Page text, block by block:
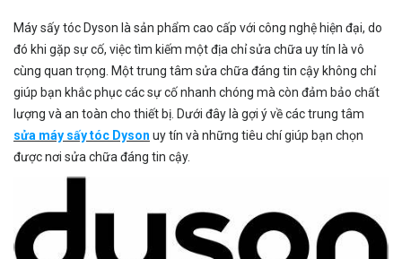
Máy sấy tóc Dyson là sản phẩm cao cấp với công nghệ hiện đại, do
đó khi gặp sự cố, việc tìm kiếm một địa chỉ sửa chữa uy tín là vô
cùng quan trọng. Một trung tâm sửa chữa đáng tin cậy không chỉ
giúp bạn khắc phục các sự cố nhanh chóng mà còn đảm bảo chất
lượng và an toàn cho thiết bị. Dưới đây là gợi ý về các trung tâm
sửa máy sấy tóc Dyson uy tín và những tiêu chí giúp bạn chọn
được nơi sửa chữa đáng tin cậy.